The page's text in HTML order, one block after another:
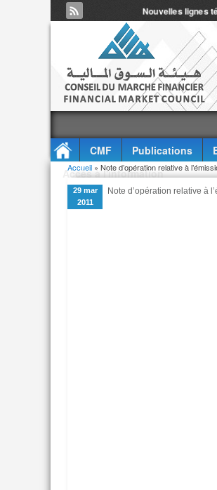
Nouvelles lignes
CMF Publications
Accès à l'information
Vous êtes ici
Accueil » Note d’opération relative à
29 mar
2011
Note d’opération relative à